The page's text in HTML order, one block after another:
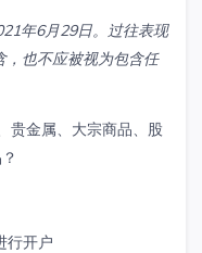
年6月29日。过往表现
，也不应被视为包含任
贵金属、大宗商品、股
行开户